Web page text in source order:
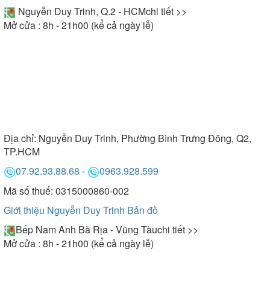
Nguyễn Duy Trinh, Q.2 - HCMchi tiết >>
Mở cửa : 8h - 21h00 (kể cả ngày lễ)
Địa chỉ: Nguyễn Duy Trinh, Phường Bình Trưng Đông, Q2,
TP.HCM
07.92.93.88.68 -
0963.928.599
Mã số thuế: 0315000860-002
Giới thiệu Nguyễn Duy Trinh Bản đồ
Bếp Nam Anh Bà Rịa - Vũng Tàuchi tiết >>
Mở cửa : 8h - 21h00 (kể cả ngày lễ)